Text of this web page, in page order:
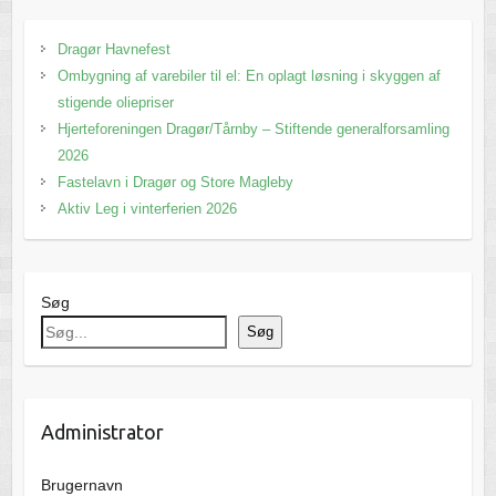
Dragør Havnefest
Ombygning af varebiler til el: En oplagt løsning i skyggen af
stigende oliepriser
Hjerteforeningen Dragør/Tårnby – Stiftende generalforsamling
2026
Fastelavn i Dragør og Store Magleby
Aktiv Leg i vinterferien 2026
Søg
Søg
Administrator
Brugernavn